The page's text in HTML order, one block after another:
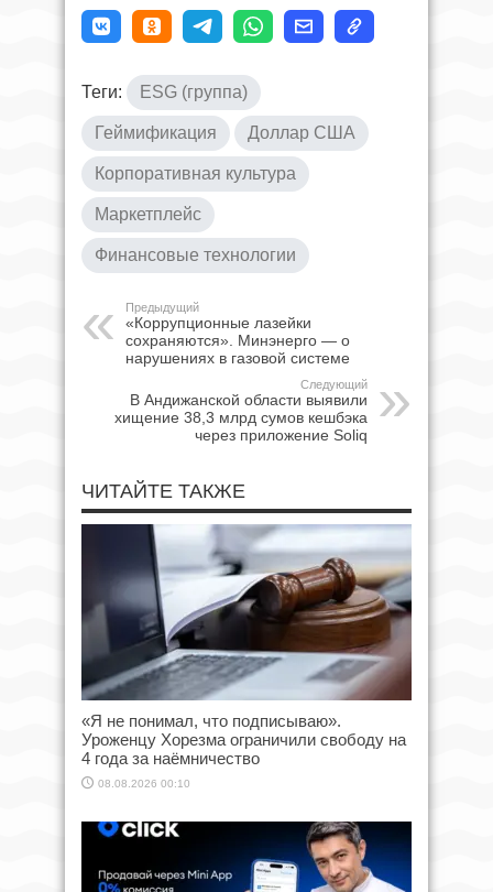
Теги: ESG (группа)
Геймификация Доллар США
Корпоративная культура
Маркетплейс
Финансовые технологии
Предыдущий
«Коррупционные лазейки
сохраняются». Минэнерго — о
нарушениях в газовой системе
Следующий
В Андижанской области выявили
хищение 38,3 млрд сумов кешбэка
через приложение Soliq
ЧИТАЙТЕ ТАКЖЕ
«Я не понимал, что подписываю».
Уроженцу Хорезма ограничили свободу на
4 года за наёмничество
08.08.2026 00:10